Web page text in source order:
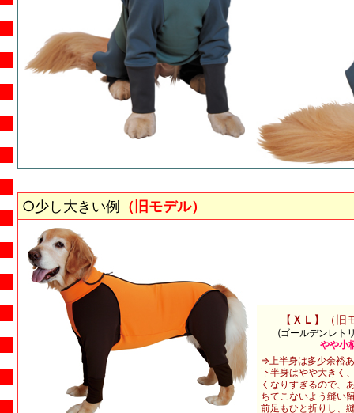
○少し大きい例 （旧モデル）
【 ＸＬ 】（旧
(ゴールデンレト
やや小
⇒上半身は多少余裕
下半身はやや大きく
くなりすぎるので、
ちてこないよう縫い
前足もひと折りし、